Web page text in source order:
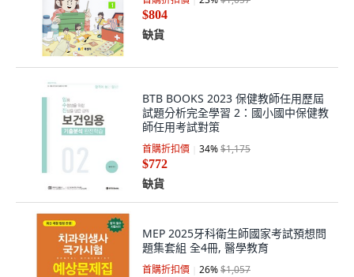
$804
缺貨
BTB BOOKS 2023 保健教師任用歷屆
試題分析完全學習 2：國小國中保健教
師任用考試對策
首購折扣價 34%$1,175
$772
缺貨
MEP 2025牙科衛生師國家考試預想問
題集套組 全4冊, 醫學教育
首購折扣價 26%$1,057